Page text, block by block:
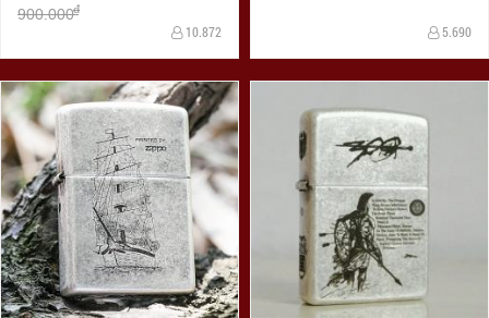
900.000đ
10.872 5.690